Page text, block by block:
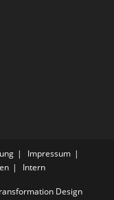
Impressum
Intern
Design